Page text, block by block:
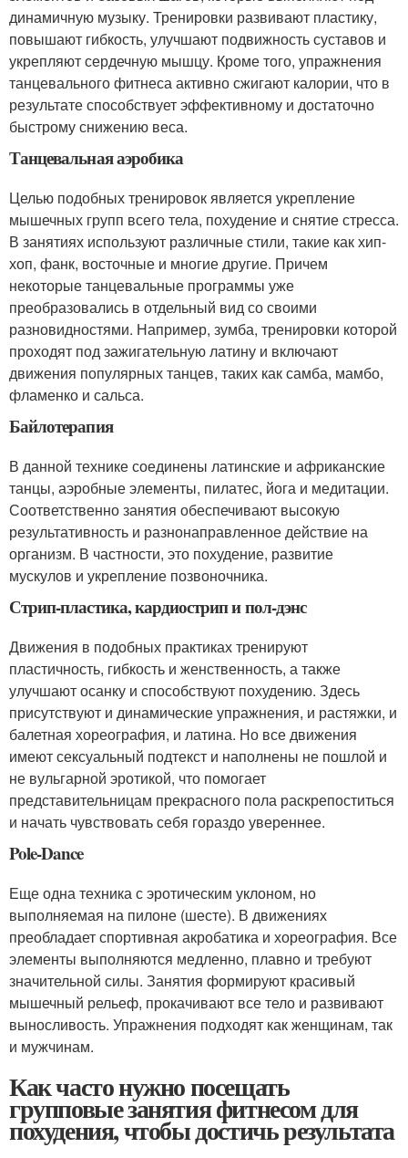
динамичную музыку. Тренировки развивают пластику,
повышают гибкость, улучшают подвижность суставов и
укрепляют сердечную мышцу. Кроме того, упражнения
танцевального фитнеса активно сжигают калории, что в
результате способствует эффективному и достаточно
быстрому снижению веса.
Танцевальная аэробика
Целью подобных тренировок является укрепление
мышечных групп всего тела, похудение и снятие стресса.
В занятиях используют различные стили, такие как хип-
хоп, фанк, восточные и многие другие. Причем
некоторые танцевальные программы уже
преобразовались в отдельный вид со своими
разновидностями. Например, зумба, тренировки которой
проходят под зажигательную латину и включают
движения популярных танцев, таких как самба, мамбо,
фламенко и сальса.
Байлотерапия
В данной технике соединены латинские и африканские
танцы, аэробные элементы, пилатес, йога и медитации.
Соответственно занятия обеспечивают высокую
результативность и разнонаправленное действие на
организм. В частности, это похудение, развитие
мускулов и укрепление позвоночника.
Стрип-пластика, кардиострип и пол-дэнс
Движения в подобных практиках тренируют
пластичность, гибкость и женственность, а также
улучшают осанку и способствуют похудению. Здесь
присутствуют и динамические упражнения, и растяжки, и
балетная хореография, и латина. Но все движения
имеют сексуальный подтекст и наполнены не пошлой и
не вульгарной эротикой, что помогает
представительницам прекрасного пола раскрепоститься
и начать чувствовать себя гораздо увереннее.
Pole-Dance
Еще одна техника с эротическим уклоном, но
выполняемая на пилоне (шесте). В движениях
преобладает спортивная акробатика и хореография. Все
элементы выполняются медленно, плавно и требуют
значительной силы. Занятия формируют красивый
мышечный рельеф, прокачивают все тело и развивают
выносливость. Упражнения подходят как женщинам, так
и мужчинам.
Как часто нужно посещать
групповые занятия фитнесом для
похудения, чтобы достичь результата